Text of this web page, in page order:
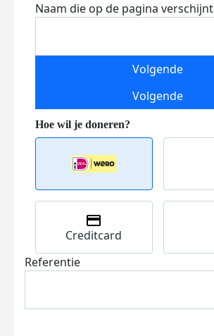
Naam die op de pagina verschijnt
Volgende
Volgende
Creditcard
Referentie